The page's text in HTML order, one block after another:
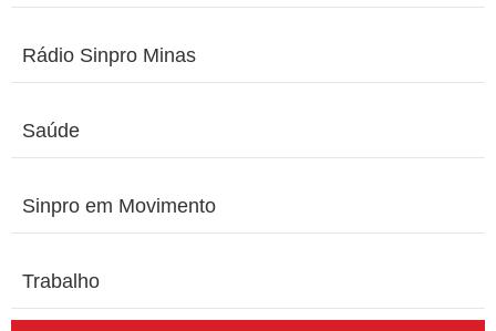
Rádio Sinpro Minas
Saúde
Sinpro em Movimento
Trabalho